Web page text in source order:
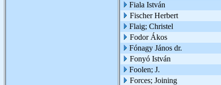
Fiala István
Fischer Herbert
Flaig; Christel
Fodor Ákos
Fónagy János dr.
Fonyó István
Foolen; J.
Forces; Joining